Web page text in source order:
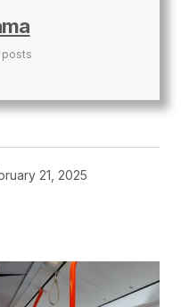
posts
21, 2025